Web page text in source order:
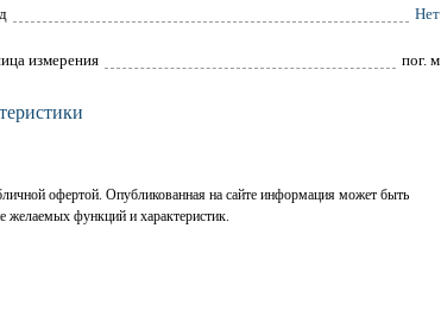
Нет
измерения пог. м
офертой. Опубликованная на сайте информация может быть
желаемых функций и характеристик.